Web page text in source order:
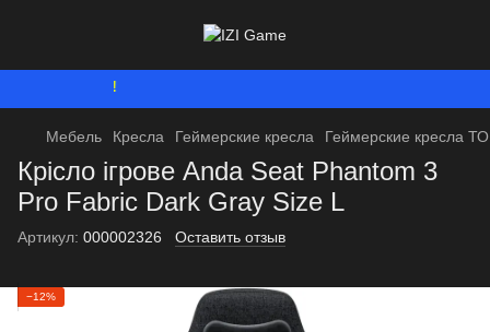
Мебель Кресла Геймерские кресла Геймерские кресла
Крісло ігрове Anda Seat Phantom 3
Pro Fabric Dark Gray Size L
Артикул: 000002326 Оставить отзыв
−12%